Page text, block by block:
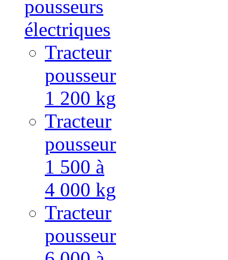
pousseurs
électriques
Tracteur
pousseur
1 200 kg
Tracteur
pousseur
1 500 à
4 000 kg
Tracteur
pousseur